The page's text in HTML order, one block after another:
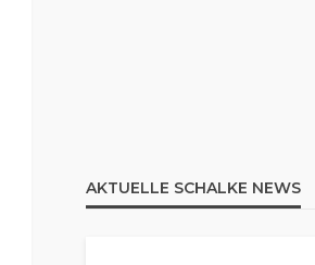
AKTUELLE SCHALKE NEWS